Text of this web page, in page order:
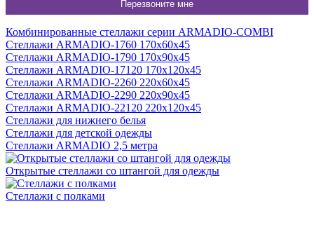
Комбинированные стеллажи серии ARMADIO-COMBI
Стеллажи ARMADIO-1760 170х60х45
Стеллажи ARMADIO-1790 170х90х45
Стеллажи ARMADIO-17120 170х120х45
Стеллажи ARMADIO-2260 220х60х45
Стеллажи ARMADIO-2290 220х90х45
Стеллажи ARMADIO-22120 220х120х45
Стеллажи для нижнего белья
Стеллажи для детской одежды
Стеллажи ARMADIO 2,5 метра
Открытые стеллажи со штангой для одежды
Стеллажи с полками